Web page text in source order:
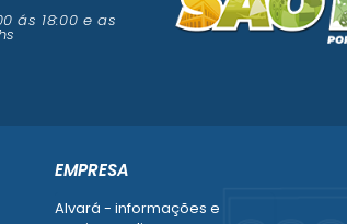
EMPRESA
Alvará - informações e
ás 18:00 e as